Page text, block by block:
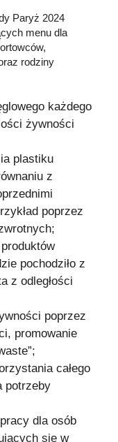
Paryż 2024
menu dla
rodziny
każdego
żywności
plastiku
z
poprzez
pochodziło z
z odległości
poprzez
promowanie
całego
potrzeby
dla osób
się w